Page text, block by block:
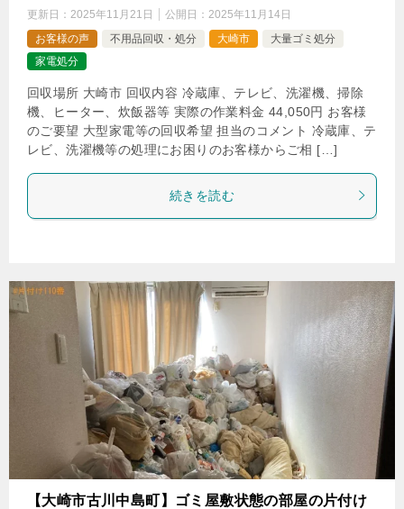
更新日： 2025年11月21日 公開日： 2025年11月14日
お客様の声
不用品回収・処分 大崎市
大量ゴミ処分
家電処分
回収場所 大崎市 回収内容 冷蔵庫、テレビ、洗濯機、掃除
機、ヒーター、炊飯器等 実際の作業料金 44,050円 お客様
のご要望 大型家電等の回収希望 担当のコメント 冷蔵庫、テ
レビ、洗濯機等の処理にお困りのお客様からご相 […]
続きを読む
【大崎市古川中島町】ゴミ屋敷状態の部屋の片付け